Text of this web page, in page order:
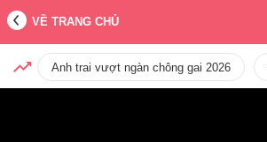
VỀ TRANG CHỦ
Anh trai vượt ngàn chông gai 2026